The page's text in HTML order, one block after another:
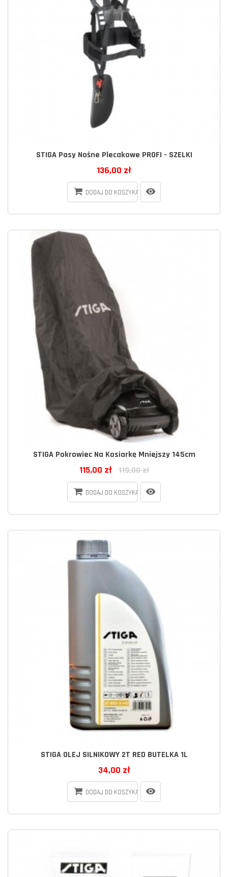
STIGA Pasy Nośne Plecakowe PROFI - SZELKI
136,00 zł
DODAJ DO KOSZYKA
STIGA Pokrowiec Na Kosiarkę Mniejszy 145cm
115,00 zł 119,00 zł
DODAJ DO KOSZYKA
STIGA OLEJ SILNIKOWY 2T RED BUTELKA 1L
34,00 zł
DODAJ DO KOSZYKA